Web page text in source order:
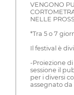
VENGONO
NELLE
*Tra 5 o 7
Il festival è
-Proiezione
sessione il
per i diversi
assegnato da